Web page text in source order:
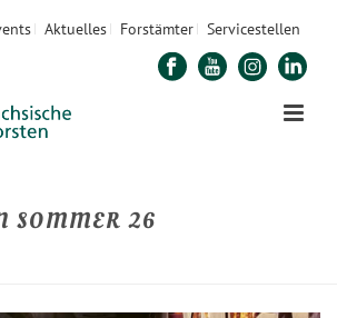
Aktuelles Forstämter Servicestellen
SOMMER 26